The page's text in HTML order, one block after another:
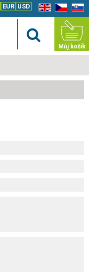
EN CZ SK
EUR USD
Můj košík